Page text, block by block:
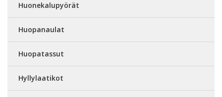
Huonekalupyörät
Huopanaulat
Huopatassut
Hyllylaatikot